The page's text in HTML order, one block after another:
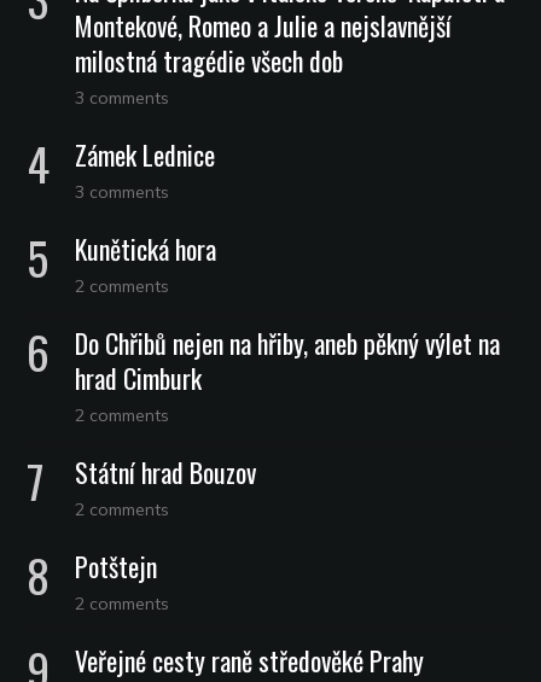
Montekové, Romeo a Julie a nejslavnější
milostná tragédie všech dob
3 comments
Zámek Lednice
3 comments
Kunětická hora
2 comments
Do Chřibů nejen na hřiby, aneb pěkný výlet na
hrad Cimburk
2 comments
Státní hrad Bouzov
2 comments
Potštejn
2 comments
Veřejné cesty raně středověké Prahy